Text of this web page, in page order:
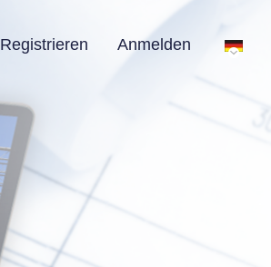
Registrieren Anmelden